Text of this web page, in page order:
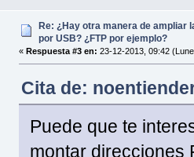
Re: ¿Hay otra manera de ampliar
por USB? ¿FTP por ejemplo?
« Respuesta #3 en: 23-12-2013, 09:42
Cita de:
Puede que te
montar direcciones